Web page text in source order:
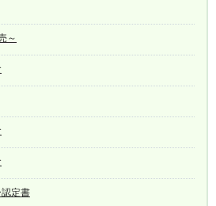
～
定書